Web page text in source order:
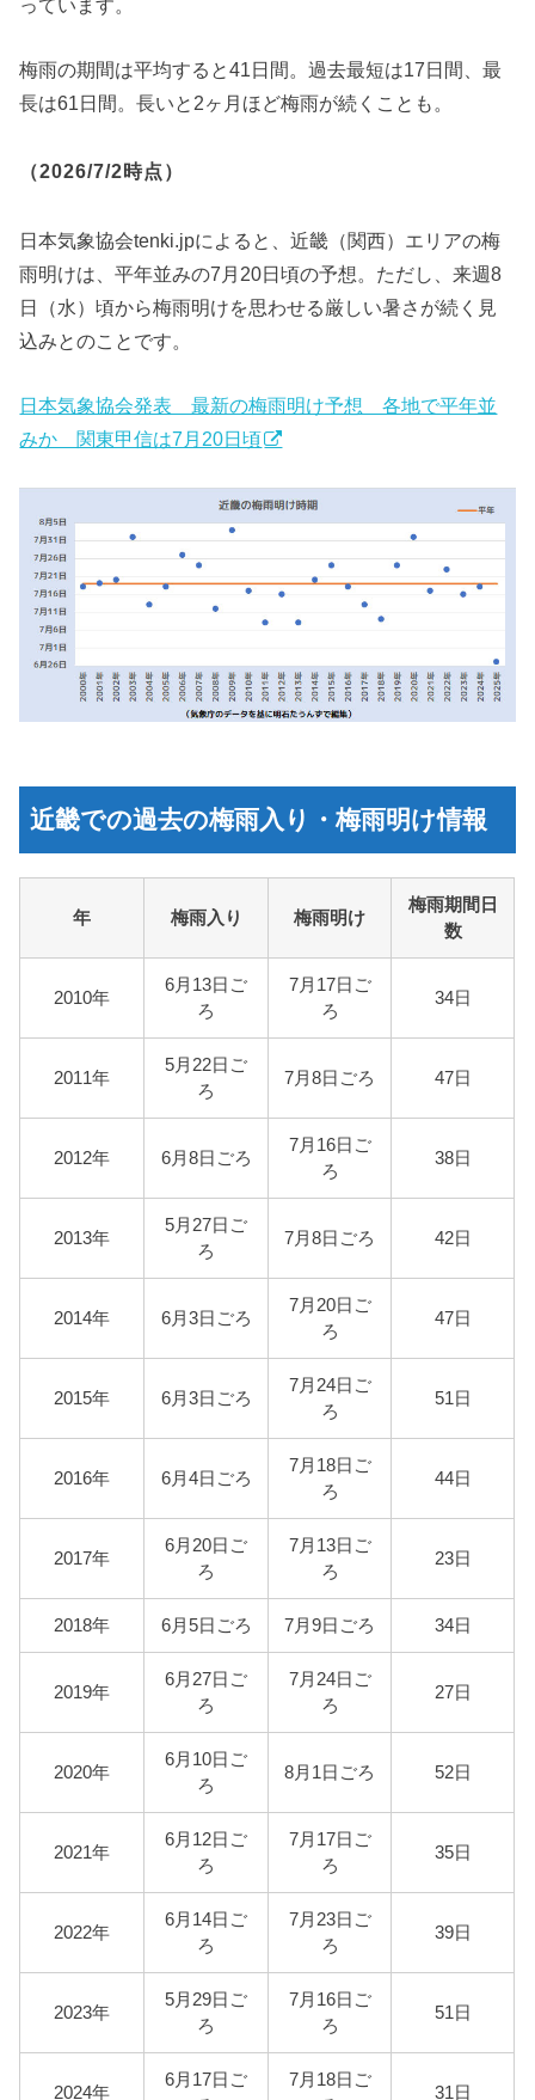
梅雨の期間は平均すると41日間。過去最短は17日間、最
長は61日間。長いと2ヶ月ほど梅雨が続くことも。
（2026/7/2時点）
日本気象協会tenki.jpによると、近畿（関西）エリアの梅
雨明けは、平年並みの7月20日頃の予想。ただし、来週8
日（水）頃から梅雨明けを思わせる厳しい暑さが続く見
込みとのことです。
日本気象協会発表 最新の梅雨明け予想 各地で平年並
みか 関東甲信は7月20日頃
近畿での過去の梅雨入り・梅雨明け情報
年 梅雨入り 梅雨明け
梅雨期間日
数
2010年
6月13日ご
ろ
7月17日ご
ろ
34日
2011年
5月22日ご
ろ
7月8日ごろ 47日
2012年 6月8日ごろ
7月16日ご
ろ
38日
2013年
5月27日ご
ろ
7月8日ごろ 42日
2014年 6月3日ごろ
7月20日ご
ろ
47日
2015年 6月3日ごろ
7月24日ご
ろ
51日
2016年 6月4日ごろ
7月18日ご
ろ
44日
2017年
6月20日ご
ろ
7月13日ご
ろ
23日
2018年 6月5日ごろ 7月9日ごろ 34日
2019年
6月27日ご
ろ
7月24日ご
ろ
27日
2020年
6月10日ご
ろ
8月1日ごろ 52日
2021年
6月12日ご
ろ
7月17日ご
ろ
35日
2022年
6月14日ご
ろ
7月23日ご
ろ
39日
2023年
5月29日ご
ろ
7月16日ご
ろ
51日
2024年
6月17日ご
7月18日ご
31日